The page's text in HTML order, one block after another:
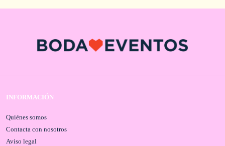
INFORMACIÓN
Quiénes somos
Contacta con nosotros
Aviso legal